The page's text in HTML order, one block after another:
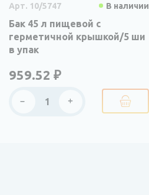
Арт. 10/5747 В наличии
Бак 45 л пищевой с
герметичной крышкой/5 ши
в упак
959.52 ₽